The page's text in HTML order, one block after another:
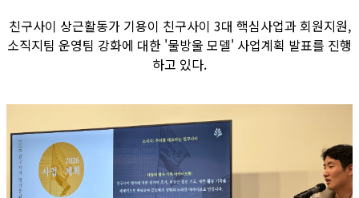
친구사이 상근활동가 기용이 친구사이 3대 핵심사업과 회원지원,
소직지팀 운영팀 강화에 대한 '물방울 모델' 사업계획 발표를 진행
하고 있다.